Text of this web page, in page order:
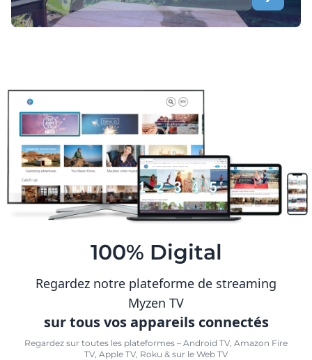
100% Digital
Regardez notre plateforme de streaming
Myzen TV
sur tous vos appareils connectés
Regardez sur toutes les plateformes – Android TV, Amazon Fire
TV, Apple TV, Roku & sur le Web TV